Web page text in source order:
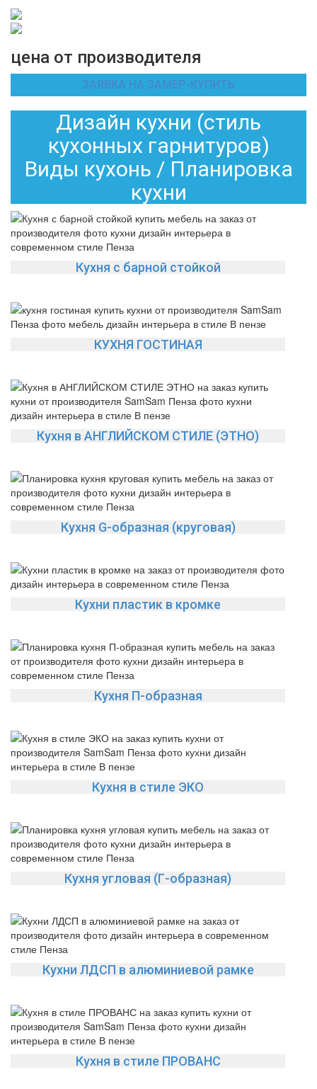
цена от производителя
ЗАЯВКА НА ЗАМЕР-КУПИТЬ
Дизайн кухни (стиль
кухонных гарнитуров)
Виды кухонь / Планировка
кухни
Кухня с барной стойкой
КУХНЯ ГОСТИНАЯ
Кухня в АНГЛИЙСКОМ СТИЛЕ (ЭТНО)
Кухня G-образная (круговая)
Кухни пластик в кромке
Кухня П-образная
Кухня в стиле ЭКО
Кухня угловая (Г-образная)
Кухни ЛДСП в алюминиевой рамке
Кухня в стиле ПРОВАНС